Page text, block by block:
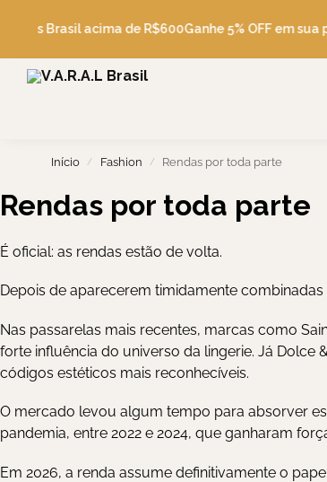
Brasil acima de R$600Ganhe 5% OFF em sua
Pesquise
Início / Fashion / Rendas por toda parte
Rendas por toda parte
É oficial: as rendas estão de volta.
Depois de aparecerem timidamente
Nas passarelas mais recentes, marcas como
forte influência do universo da lingerie. Já Dolce
códigos estéticos mais reconhecíveis.
O mercado levou algum tempo para absorver
pandemia, entre 2022 e 2024, que ganharam
Em 2026, a renda assume definitivamente o